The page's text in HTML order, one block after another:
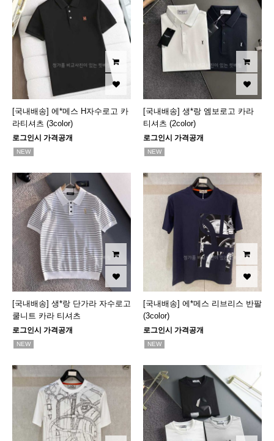
[국내배송] 에*메스 H자수로고 카
라티셔츠 (3color)
로그인시 가격공개
NEW
[국내배송] 생*랑 엠보로고 카라
티셔츠 (2color)
로그인시 가격공개
NEW
[국내배송] 생*랑 단가라 자수로고
쿨니트 카라 티셔츠
로그인시 가격공개
NEW
[국내배송] 에*메스 리브리스 반팔
(3color)
로그인시 가격공개
NEW